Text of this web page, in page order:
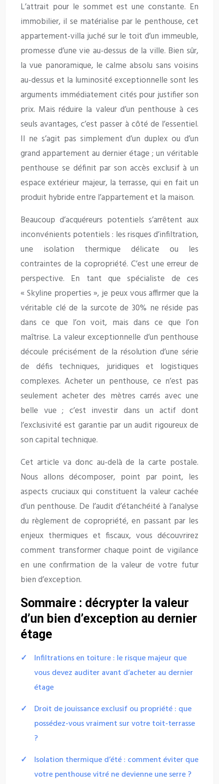
L’attrait pour le sommet est une constante. En
immobilier, il se matérialise par le penthouse, cet
appartement-villa juché sur le toit d’un immeuble,
promesse d’une vie au-dessus de la ville. Bien sûr,
la vue panoramique, le calme absolu sans voisins
au-dessus et la luminosité exceptionnelle sont les
arguments immédiatement cités pour justifier son
prix. Mais réduire la valeur d’un penthouse à ces
seuls avantages, c’est passer à côté de l’essentiel.
Il ne s’agit pas simplement d’un duplex ou d’un
grand appartement au dernier étage ; un véritable
penthouse se définit par son accès exclusif à un
espace extérieur majeur, la terrasse, qui en fait un
produit hybride entre l’appartement et la maison.
Beaucoup d’acquéreurs potentiels s’arrêtent aux
inconvénients potentiels : les risques d’infiltration,
une isolation thermique délicate ou les
contraintes de la copropriété. C’est une erreur de
perspective. En tant que spécialiste de ces
« Skyline properties », je peux vous affirmer que la
véritable clé de la surcote de 30% ne réside pas
dans ce que l’on voit, mais dans ce que l’on
maîtrise. La valeur exceptionnelle d’un penthouse
découle précisément de la résolution d’une série
de défis techniques, juridiques et logistiques
complexes. Acheter un penthouse, ce n’est pas
seulement acheter des mètres carrés avec une
belle vue ; c’est investir dans un actif dont
l’exclusivité est garantie par un audit rigoureux de
son capital technique.
Cet article va donc au-delà de la carte postale.
Nous allons décomposer, point par point, les
aspects cruciaux qui constituent la valeur cachée
d’un penthouse. De l’audit d’étanchéité à l’analyse
du règlement de copropriété, en passant par les
enjeux thermiques et fiscaux, vous découvrirez
comment transformer chaque point de vigilance
en une confirmation de la valeur de votre futur
bien d’exception.
Sommaire : décrypter la valeur
d’un bien d’exception au dernier
étage
Infiltrations en toiture : le risque majeur que
vous devez auditer avant d’acheter au dernier
étage
Droit de jouissance exclusif ou propriété : que
possédez-vous vraiment sur votre toit-terrasse
?
Isolation thermique d’été : comment éviter que
votre penthouse vitré ne devienne une serre ?